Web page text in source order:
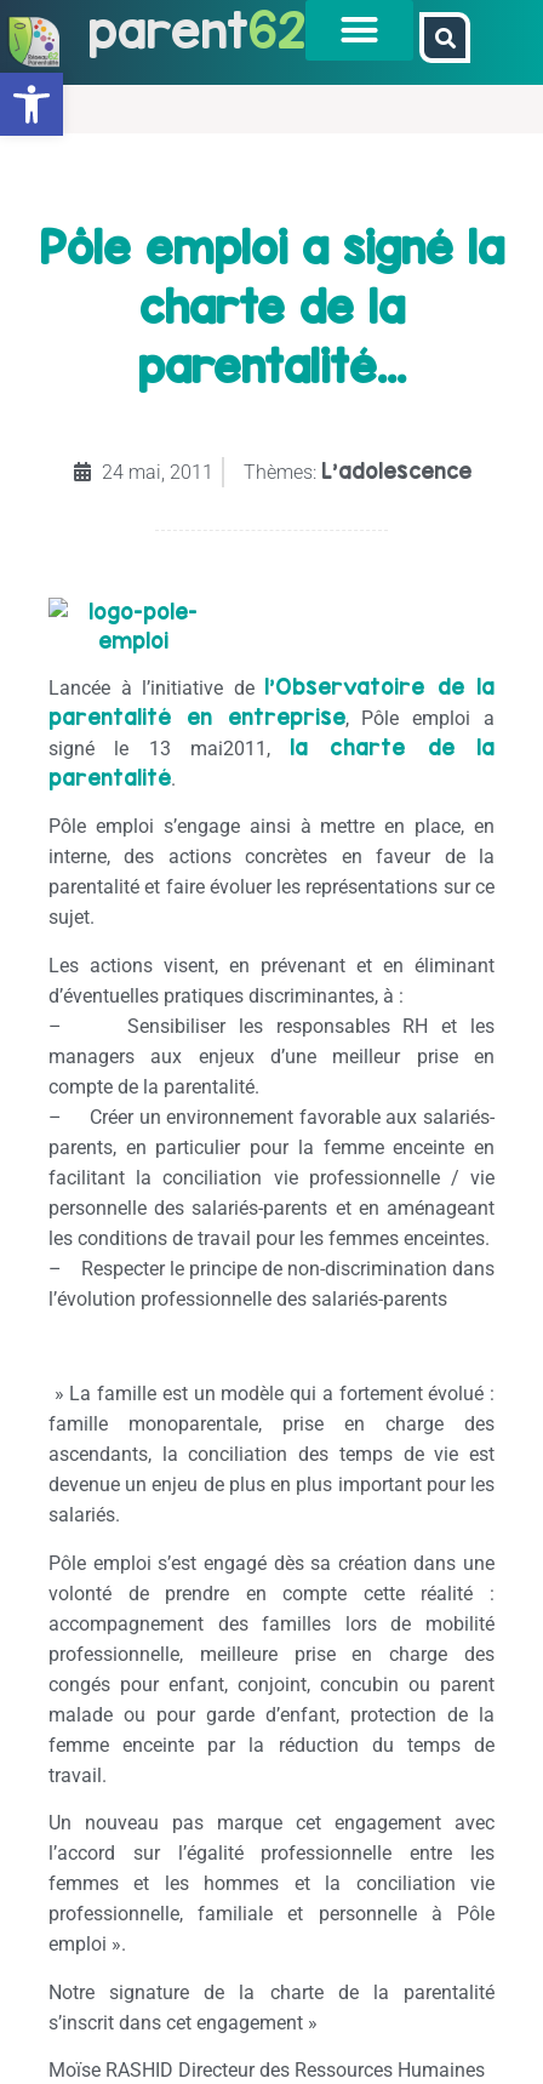
Ouvrir la barre d’outils
parent62
Pôle emploi a signé la
charte de la
parentalité…
24 mai, 2011 Thèmes: L’adolescence
Lancée à l’initiative de l’Observatoire de la
parentalité en entreprise, Pôle emploi a
signé le 13 mai2011, la charte de la
parentalité.
Pôle emploi s’engage ainsi à mettre en place, en
interne, des actions concrètes en faveur de la
parentalité et faire évoluer les représentations sur ce
sujet.
Les actions visent, en prévenant et en éliminant
d’éventuelles pratiques discriminantes, à :
– Sensibiliser les responsables RH et les
managers aux enjeux d’une meilleur prise en
compte de la parentalité.
– Créer un environnement favorable aux salariés-
parents, en particulier pour la femme enceinte en
facilitant la conciliation vie professionnelle / vie
personnelle des salariés-parents et en aménageant
les conditions de travail pour les femmes enceintes.
– Respecter le principe de non-discrimination dans
l’évolution professionnelle des salariés-parents
» La famille est un modèle qui a fortement évolué :
famille monoparentale, prise en charge des
ascendants, la conciliation des temps de vie est
devenue un enjeu de plus en plus important pour les
salariés.
Pôle emploi s’est engagé dès sa création dans une
volonté de prendre en compte cette réalité :
accompagnement des familles lors de mobilité
professionnelle, meilleure prise en charge des
congés pour enfant, conjoint, concubin ou parent
malade ou pour garde d’enfant, protection de la
femme enceinte par la réduction du temps de
travail.
Un nouveau pas marque cet engagement avec
l’accord sur l’égalité professionnelle entre les
femmes et les hommes et la conciliation vie
professionnelle, familiale et personnelle à Pôle
emploi ».
Notre signature de la charte de la parentalité
s’inscrit dans cet engagement »
Moïse RASHID Directeur des Ressources Humaines